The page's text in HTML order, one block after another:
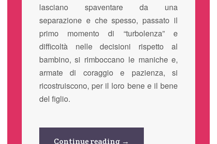
lasciano spaventare da una
separazione e che spesso, passato il
primo momento di “turbolenza” e
difficoltà nelle decisioni rispetto al
bambino, si rimboccano le maniche e,
armate di coraggio e pazienza, si
ricostruiscono, per il loro bene e il bene
del figlio.
Continue reading →